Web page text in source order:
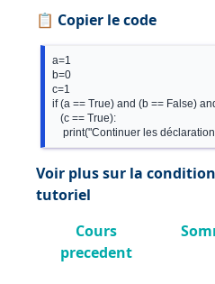
📋 Copier le code
a=1
b=0
c=1
if (a == True) and (b == False)
Voir plus sur la
tutoriel
Cours
precedent